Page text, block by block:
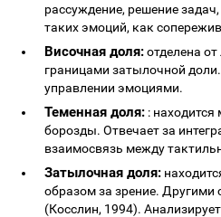
рассуждение, решение
таких эмоций, как
Височная доля:отделена
границами затылочной
управлении эмоциями.
Теменная доля: :
борозды. Отвечает за
взаимосвязь между
Затылочная доля:
образом за зрение.
(Косслин, 1994).